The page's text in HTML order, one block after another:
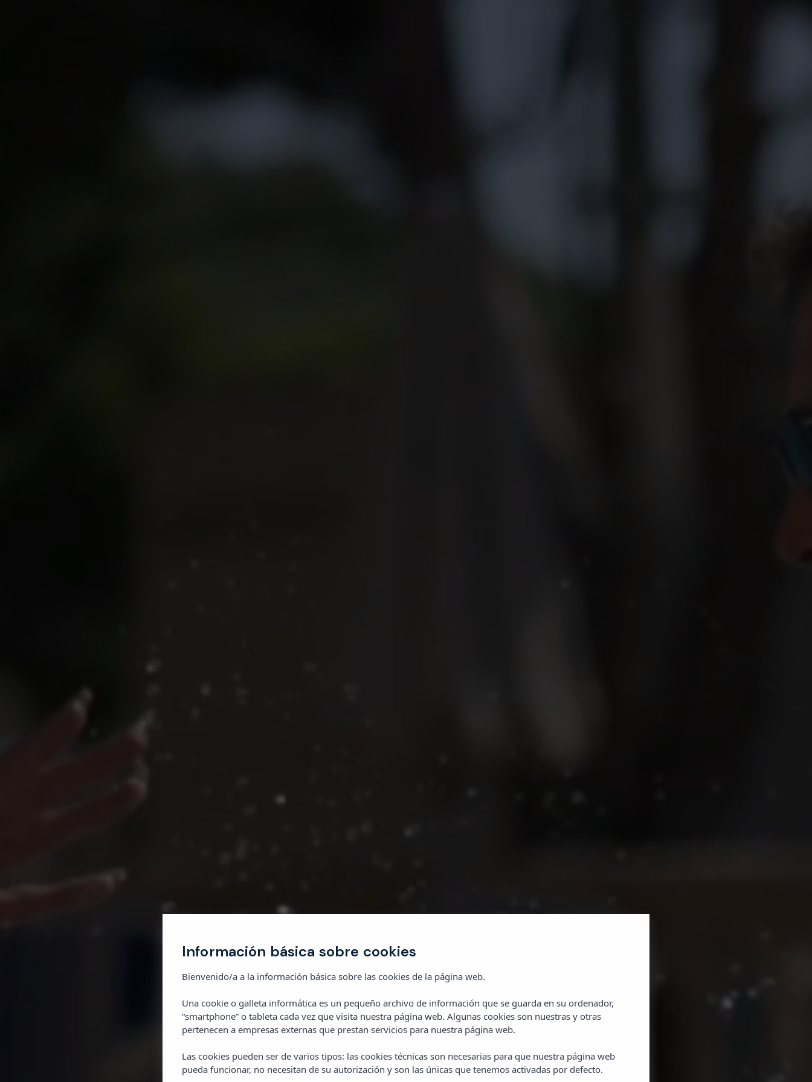
Tusvacacionessoñadas en
Información básica sobre cookies
Bienvenido/a a la información básica sobre las cookies de la página web.
Una cookie o galleta informática es un pequeño archivo de información que se guarda en su ordenador,
“smartphone” o tableta cada vez que visita nuestra página web. Algunas cookies son nuestras y otras
pertenecen a empresas externas que prestan servicios para nuestra página web.
Las cookies pueden ser de varios tipos: las cookies técnicas son necesarias para que nuestra página web
pueda funcionar, no necesitan de su autorización y son las únicas que tenemos activadas por defecto.